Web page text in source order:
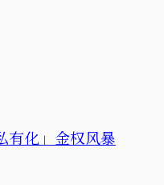
有化」金权风暴